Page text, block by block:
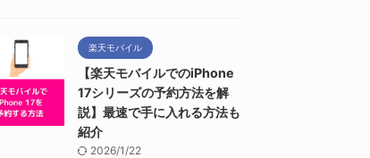
楽天モバイル
【楽天モバイルでのiPhone
17シリーズの予約方法を解
説】最速で手に入れる方法も
紹介
2026/1/22